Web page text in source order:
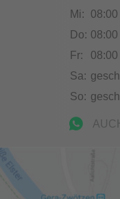
Mi:
Do:
Fr:
Sa:
So: